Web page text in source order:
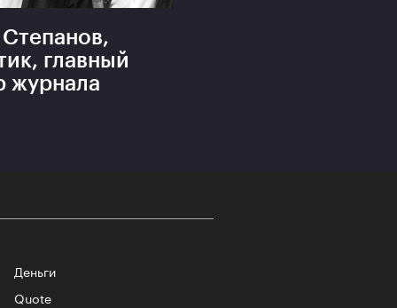
главный
журнала
Деньги
Quote